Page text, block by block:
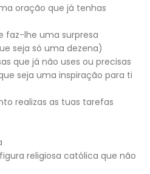
oração que já tenhas
faz-lhe uma surpresa
seja só uma dezena)
que já não uses ou precisas
seja uma inspiração para ti
realizas as tuas tarefas
religiosa católica que não